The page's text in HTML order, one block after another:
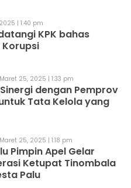
| 1:40 pm
KPK bahas
Maret 25, 2025 | 1:33 pm
dengan Pemprov
Tata Kelola yang
Maret 25, 2025 | 1:18 pm
Pimpin Apel Gelar
Ketupat Tinombala
Palu